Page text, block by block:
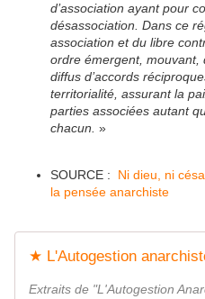
d’association ayant pour
désassociation. Dans ce
association et du libre
ordre émergent, mouvant,
diffus d’accords
territorialité, assurant la
parties associées autant
chacun. »
SOURCE : Ni dieu, ni
la pensée anarchiste
★ L'Autogestion
Extraits de "L'Autogestion